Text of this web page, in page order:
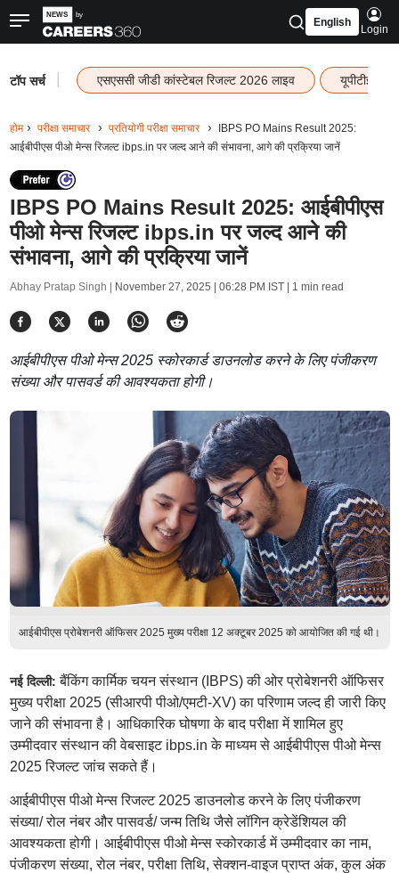
English
Login
टॉप सर्च एसएससी जीडी कांस्टेबल रिजल्ट 2026 लाइव यूपीटीईटी
होम परीक्षा समाचार प्रतियोगी परीक्षा समाचार
IBPS PO Mains Result 2025:
आईबीपीएस पीओ मेन्स रिजल्ट ibps.in पर जल्द आने की संभावना, आगे की प्रक्रिया जानें
IBPS PO Mains Result 2025: आईबीपीएस
पीओ मेन्स रिजल्ट ibps.in पर जल्द आने की
संभावना, आगे की प्रक्रिया जानें
Abhay Pratap Singh | November 27, 2025 | 06:28 PM IST| 1 min read
आईबीपीएस पीओ मेन्स 2025 स्कोरकार्ड डाउनलोड करने के लिए पंजीकरण
संख्या और पासवर्ड की आवश्यकता होगी।
आईबीपीएस प्रोबेशनरी ऑफिसर 2025 मुख्य परीक्षा 12 अक्टूबर 2025 को आयोजित की गई थी।
नई दिल्ली: बैंकिंग कार्मिक चयन संस्थान (IBPS) की ओर प्रोबेशनरी ऑफिसर
मुख्य परीक्षा 2025 (सीआरपी पीओ/एमटी-XV) का परिणाम जल्द ही जारी किए
जाने की संभावना है। आधिकारिक घोषणा के बाद परीक्षा में शामिल हुए
उम्मीदवार संस्थान की वेबसाइट ibps.in के माध्यम से आईबीपीएस पीओ मेन्स
2025 रिजल्ट जांच सकते हैं।
आईबीपीएस पीओ मेन्स रिजल्ट 2025 डाउनलोड करने के लिए पंजीकरण
संख्या/ रोल नंबर और पासवर्ड/ जन्म तिथि जैसे लॉगिन क्रेडेंशियल की
आवश्यकता होगी। आईबीपीएस पीओ मेन्स स्कोरकार्ड में उम्मीदवार का नाम,
पंजीकरण संख्या, रोल नंबर, परीक्षा तिथि, सेक्शन-वाइज प्राप्त अंक, कुल अंक